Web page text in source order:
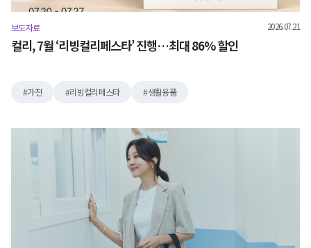
보도자료 2026.07.21
컬리, 7월 ‘리빙컬리페스타’ 진행…최대 86% 할인
가전 리빙컬리페스타 생활용품